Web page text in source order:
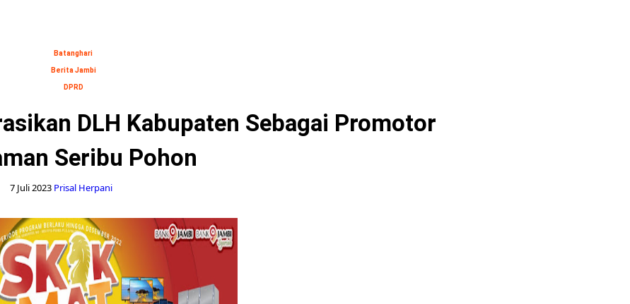
Batanghari
Berita Jambi
DPRD
DLH Kabupaten Sebagai Promotor
Seribu Pohon
7 Juli 2023 Prisal Herpani